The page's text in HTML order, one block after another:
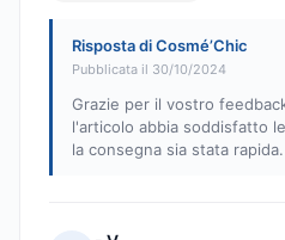
Risposta di Cosmé’Chic
Pubblicata il 30/10/2024
Grazie per il vostro
l'articolo abbia soddisfatto
la consegna sia stata